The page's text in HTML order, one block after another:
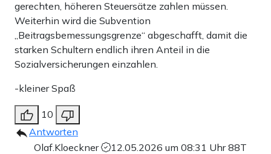
gerechten, höheren Steuersätze zahlen müssen.
Weiterhin wird die Subvention
„Beitragsbemessungsgrenze“ abgeschafft, damit die
starken Schultern endlich ihren Anteil in die
Sozialversicherungen einzahlen.
-kleiner Spaß
10
Antworten
Olaf.Kloeckner
12.05.2026 um 08:31 Uhr88T